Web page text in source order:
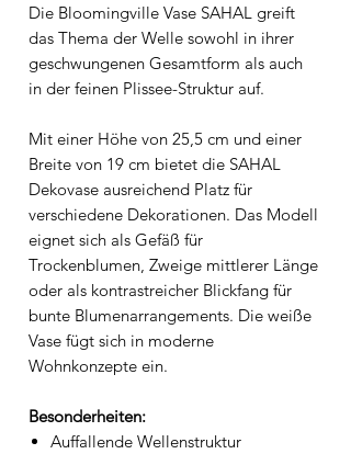
Die Bloomingville Vase SAHAL greift
das Thema der Welle sowohl in ihrer
geschwungenen Gesamtform als auch
in der feinen Plissee-Struktur auf.
Mit einer Höhe von 25,5 cm und einer
Breite von 19 cm bietet die SAHAL
Dekovase ausreichend Platz für
verschiedene Dekorationen. Das Modell
eignet sich als Gefäß für
Trockenblumen, Zweige mittlerer Länge
oder als kontrastreicher Blickfang für
bunte Blumenarrangements. Die weiße
Vase fügt sich in moderne
Wohnkonzepte ein.
Besonderheiten:
Auffallende Wellenstruktur